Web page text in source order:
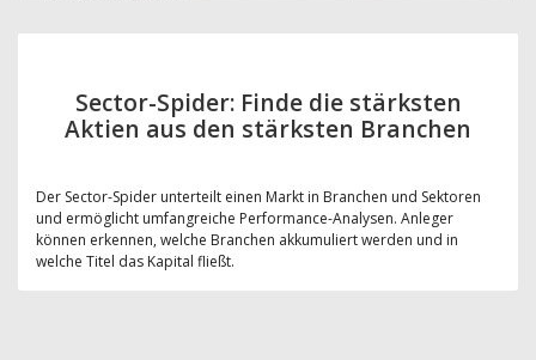
Sector-Spider: Finde die stärksten
Aktien aus den stärksten Branchen
Der Sector-Spider unterteilt einen Markt in Branchen und Sektoren
und ermöglicht umfangreiche Performance-Analysen. Anleger
können erkennen, welche Branchen akkumuliert werden und in
welche Titel das Kapital fließt.